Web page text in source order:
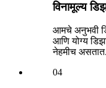
विनामूल्य
आमचे अनुभवी
आणि योग्य
नेहमीच असतात.
04